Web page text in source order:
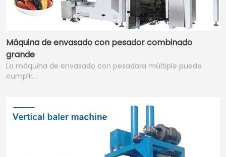
Máquina de envasado con pesador combinado
grande
La máquina de envasado con pesadora múltiple puede
cumplir…